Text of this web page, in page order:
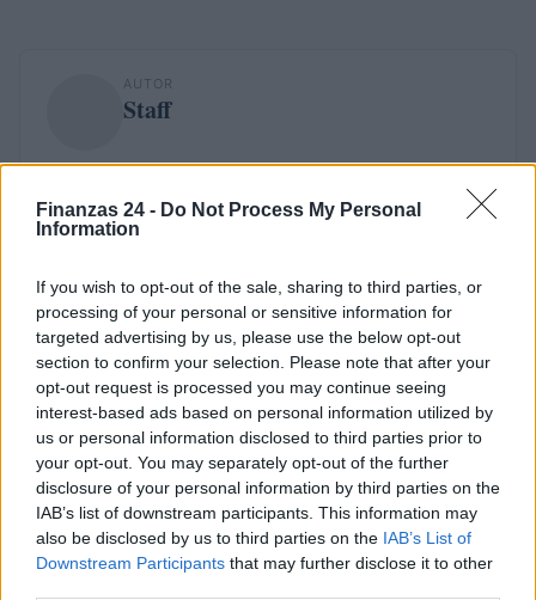
Finanzas 24 - Do Not Process My Personal
Information
If you wish to opt-out of the sale, sharing to third parties, or
processing of your personal or sensitive information for
targeted advertising by us, please use the below opt-out
section to confirm your selection. Please note that after your
opt-out request is processed you may continue seeing
interest-based ads based on personal information utilized by
us or personal information disclosed to third parties prior to
your opt-out. You may separately opt-out of the further
disclosure of your personal information by third parties on the
IAB’s list of downstream participants. This information may
also be disclosed by us to third parties on the IAB’s List of
Downstream Participants that may further disclose it to other
AUTOR
Staff